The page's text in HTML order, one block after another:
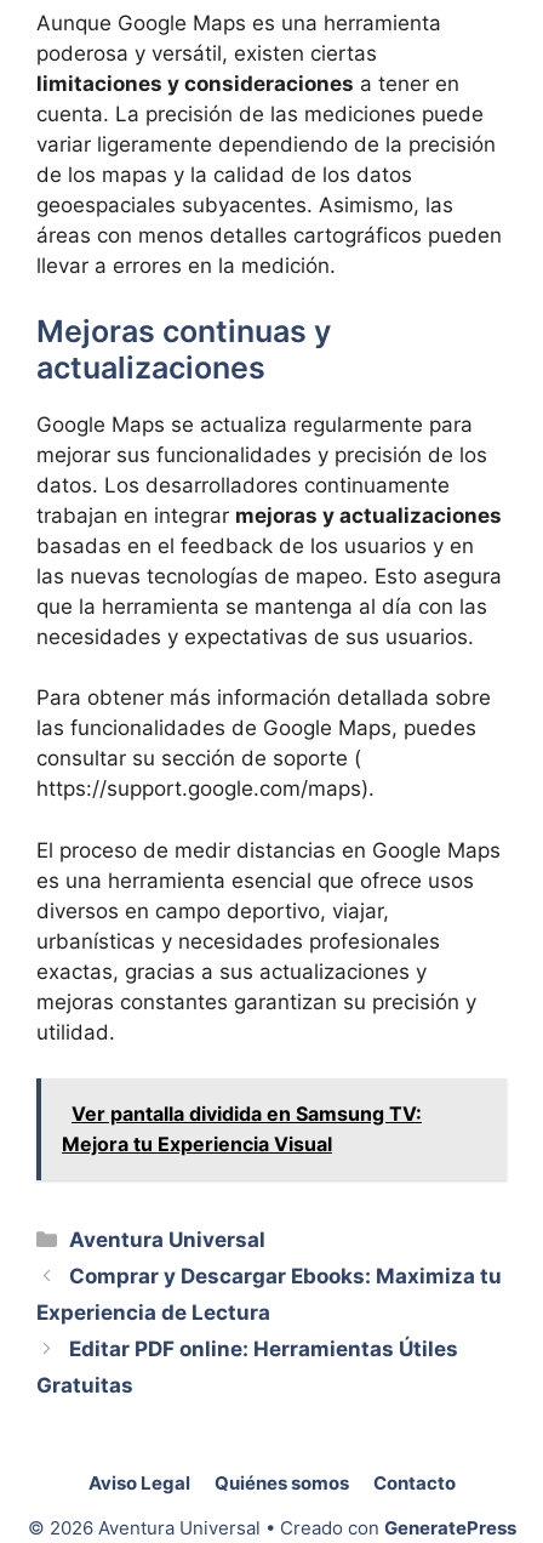
Aunque Google Maps es una herramienta
poderosa y versátil, existen ciertas
limitaciones y consideraciones a tener en
cuenta. La precisión de las mediciones puede
variar ligeramente dependiendo de la precisión
de los mapas y la calidad de los datos
geoespaciales subyacentes. Asimismo, las
áreas con menos detalles cartográficos pueden
llevar a errores en la medición.
Mejoras continuas y
actualizaciones
Google Maps se actualiza regularmente para
mejorar sus funcionalidades y precisión de los
datos. Los desarrolladores continuamente
trabajan en integrar mejoras y actualizaciones
basadas en el feedback de los usuarios y en
las nuevas tecnologías de mapeo. Esto asegura
que la herramienta se mantenga al día con las
necesidades y expectativas de sus usuarios.
Para obtener más información detallada sobre
las funcionalidades de Google Maps, puedes
consultar su sección de soporte (
https://support.google.com/maps).
El proceso de medir distancias en Google Maps
es una herramienta esencial que ofrece usos
diversos en campo deportivo, viajar,
urbanísticas y necesidades profesionales
exactas, gracias a sus actualizaciones y
mejoras constantes garantizan su precisión y
utilidad.
Ver pantalla dividida en Samsung TV:
Mejora tu Experiencia Visual
Categorías
Aventura Universal
Comprar y Descargar Ebooks: Maximiza tu
Experiencia de Lectura
Editar PDF online: Herramientas Útiles
Gratuitas
Aviso Legal Quiénes somos
Contacto
© 2026 Aventura Universal • Creado con GeneratePress